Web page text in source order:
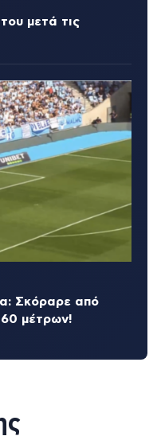
μετά τις
Σκόραρε από
μέτρων!